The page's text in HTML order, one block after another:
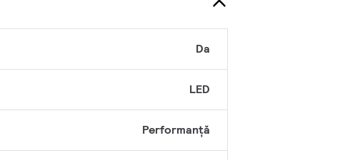
Da
LED
Performanță